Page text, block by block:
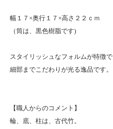
幅１７×奥行１７×高さ２２ｃｍ
（筒は、黒色樹脂です)
スタイリッシュなフォルムが特徴で
細部までこだわりが光る逸品です。
【職人からのコメント】
輪、底、柱は、古代竹。